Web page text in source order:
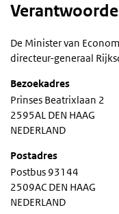
De Minister van
directeur-generaal
Bezoekadres
Prinses Beatrixlaan 2
2595AL DEN HAAG
NEDERLAND
Postadres
Postbus 93144
2509AC DEN HAAG
NEDERLAND